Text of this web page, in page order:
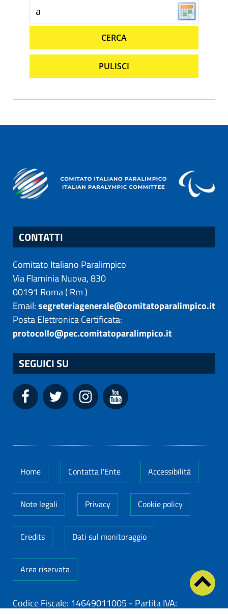
CERCA
PULISCI
CONTATTI
Comitato Italiano Paralimpico
Via Flaminia Nuova, 830
00191 Roma( Rm)
Email:segreteriagenerale@comitatoparalimpico.it
Posta Elettronica Certificata:
protocollo@pec.comitatoparalimpico.it
SEGUICI SU
Home Contatta l'Ente Accessibilità
Note legali Privacy Cookie policy
Credits Dati sul monitoraggio
Area riservata
Codice Fiscale: 14649011005 - Partita IVA: